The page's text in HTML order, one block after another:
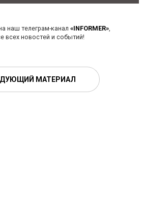
наш телеграм-канал «INFORMER»,
всех новостей и событий!
МАТЕРИАЛ